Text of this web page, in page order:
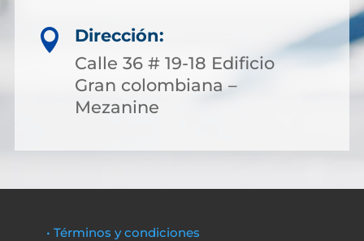

Dirección:
Calle 36 # 19-18 Edificio
Gran colombiana –
Mezanine
• Términos y condiciones